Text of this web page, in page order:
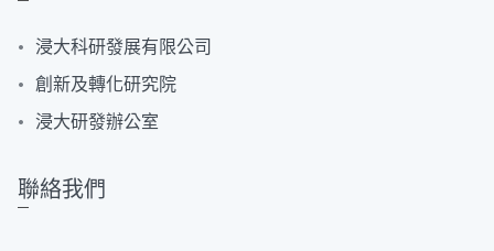
浸大科研發展有限公司
創新及轉化研究院
浸大研發辦公室
聯絡我們